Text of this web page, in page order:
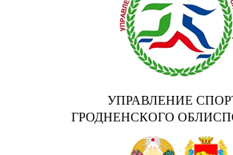
УПРАВЛЕНИЕ
ГРОДНЕНСКОГО